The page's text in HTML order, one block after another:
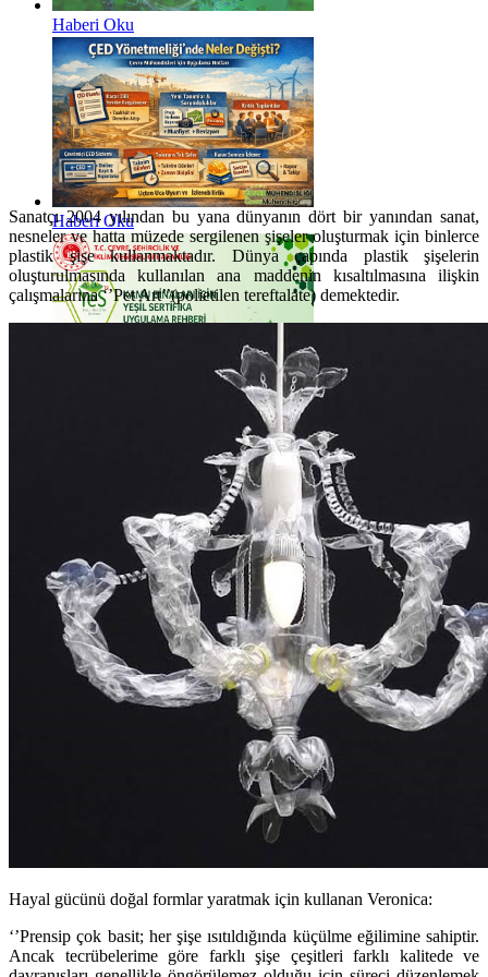
Haberi Oku
Haberi Oku
Sanatçı 2004 yılından bu yana dünyanın dört bir yanından sanat,
nesneler ve hatta müzede sergilenen şişeler oluşturmak için binlerce
plastik şişe kullanmaktadır. Dünya çapında plastik şişelerin
oluşturulmasında kullanılan ana maddenin kısaltılmasına ilişkin
çalışmalarına ‘’Pet Art’’(polietilen tereftalate) demektedir.
Hayal gücünü doğal formlar yaratmak için kullanan Veronica:
‘’Prensip çok basit; her şişe ısıtıldığında küçülme eğilimine sahiptir.
Ancak tecrübelerime göre farklı şişe çeşitleri farklı kalitede ve